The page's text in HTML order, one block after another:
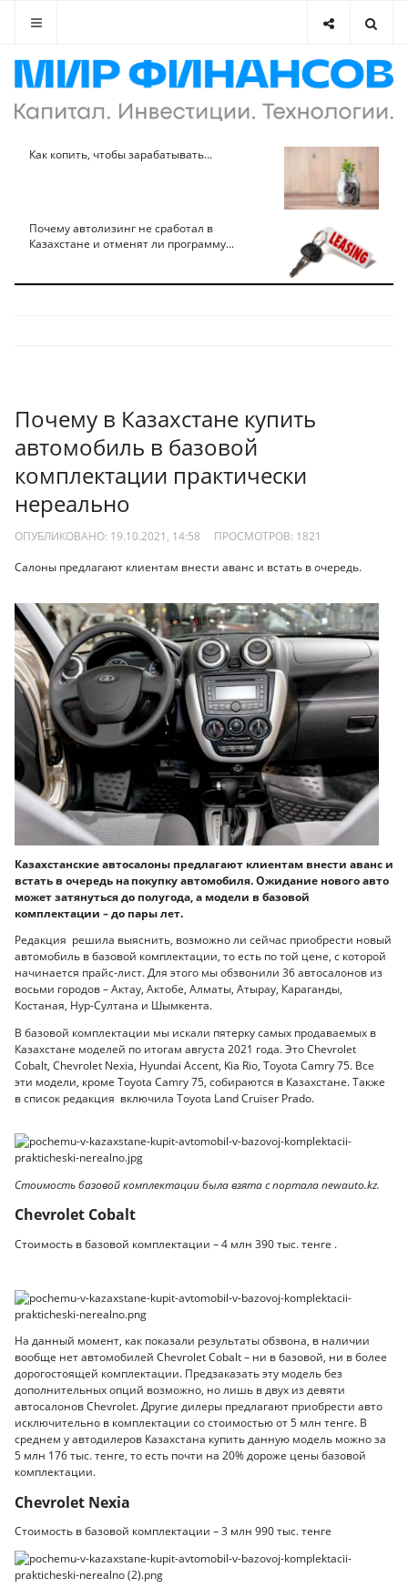
Как копить, чтобы зарабатывать...
Почему автолизинг не сработал в
Казахстане и отменят ли программу...
Почему в Казахстане купить
автомобиль в базовой
комплектации практически
нереально
ОПУБЛИКОВАНО: 19.10.2021, 14:58 ПРОСМОТРОВ: 1821
Салоны предлагают клиентам внести аванс и встать в очередь.
Казахстанские автосалоны предлагают клиентам внести аванс и
встать в очередь на покупку автомобиля. Ожидание нового авто
может затянуться до полугода, а модели в базовой
комплектации – до пары лет.
Редакция решила выяснить, возможно ли сейчас приобрести новый
автомобиль в базовой комплектации, то есть по той цене, с которой
начинается прайс-лист. Для этого мы обзвонили 36 автосалонов из
восьми городов – Актау, Актобе, Алматы, Атырау, Караганды,
Костаная, Нур-Султана и Шымкента.
В базовой комплектации мы искали пятерку самых продаваемых в
Казахстане моделей по итогам августа 2021 года. Это Chevrolet
Cobalt, Chevrolet Nexia, Hyundai Accent, Kia Rio, Toyota Camry 75. Все
эти модели, кроме Toyota Camry 75, собираются в Казахстане. Также
в список редакция включила Toyota Land Cruiser Prado.
Стоимость базовой комплектации была взята с портала newauto.kz.
Chevrolet Cobalt
Стоимость в базовой комплектации – 4 млн 390 тыс. тенге .
На данный момент, как показали результаты обзвона, в наличии
вообще нет автомобилей Chevrolet Cobalt – ни в базовой, ни в более
дорогостоящей комплектации. Предзаказать эту модель без
дополнительных опций возможно, но лишь в двух из девяти
автосалонов Chevrolet. Другие дилеры предлагают приобрести авто
исключительно в комплектации со стоимостью от 5 млн тенге. В
среднем у автодилеров Казахстана купить данную модель можно за
5 млн 176 тыс. тенге, то есть почти на 20% дороже цены базовой
комплектации.
Chevrolet Nexia
Стоимость в базовой комплектации – 3 млн 990 тыс. тенге